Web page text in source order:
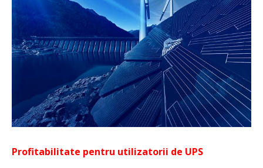
Profitabilitate pentru utilizatorii de UPS